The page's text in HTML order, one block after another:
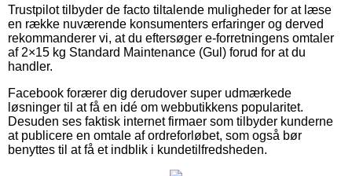
Trustpilot tilbyder de facto tiltalende muligheder for at læse
en række nuværende konsumenters erfaringer og derved
rekommanderer vi, at du eftersøger e-forretningens omtaler
af 2×15 kg Standard Maintenance (Gul) forud for at du
handler.
Facebook forærer dig derudover super udmærkede
løsninger til at få en idé om webbutikkens popularitet.
Desuden ses faktisk internet firmaer som tilbyder kunderne
at publicere en omtale af ordreforløbet, som også bør
benyttes til at få et indblik i kundetilfredsheden.